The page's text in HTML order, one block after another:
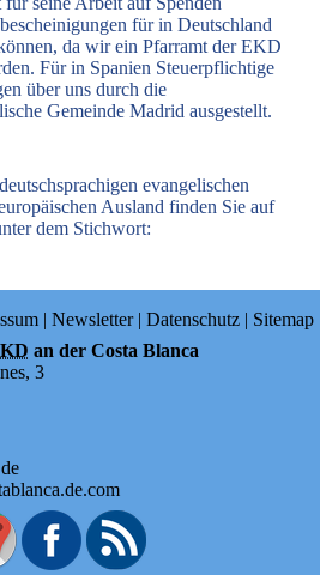
für in Deutschland
da wir ein Pfarramt der EKD
Für in Spanien Steuerpflichtige
über uns durch die
Gemeinde Madrid ausgestellt.
evangelischen
Ausland finden Sie auf
dem Stichwort:
| Newsletter| Datenschutz | Sitemap
an der Costa Blanca
3